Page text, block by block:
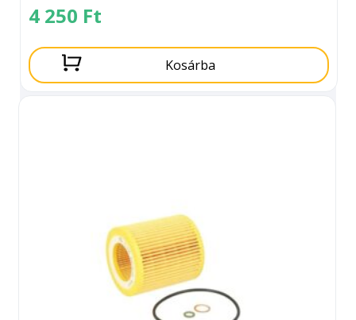
4 250 Ft
Kosárba